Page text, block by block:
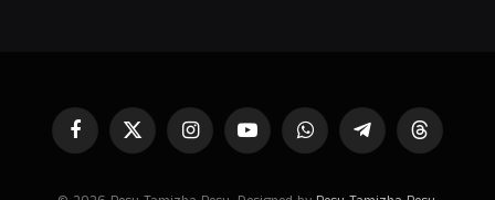
FacebookX
(Twitter)
InstagramYouTube WhatsAppTelegramThreads